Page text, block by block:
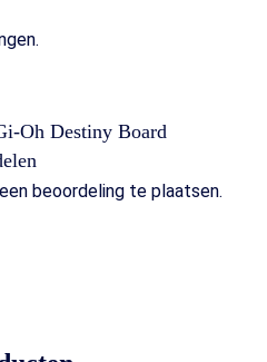
Oh Destiny Board
beoordeling te plaatsen.